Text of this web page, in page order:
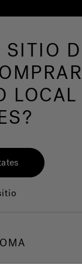
Centro del
SITIO
LOCAL